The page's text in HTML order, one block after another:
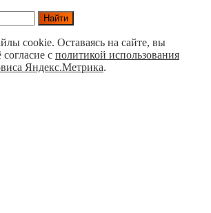
cookie. Оставаясь на сайте, вы
с политикой использования
Яндекс.Метрика.